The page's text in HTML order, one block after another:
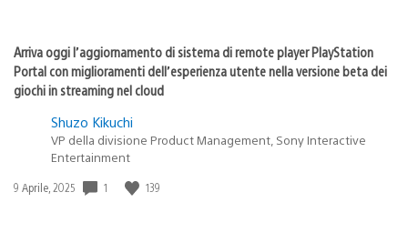
Arriva oggi l’aggiornamento di sistema di remote player PlayStation
Portal con miglioramenti dell’esperienza utente nella versione beta dei
giochi in streaming nel cloud
Shuzo Kikuchi
VP della divisione Product Management, Sony Interactive
Entertainment
Data
9 Aprile, 2025 1 139